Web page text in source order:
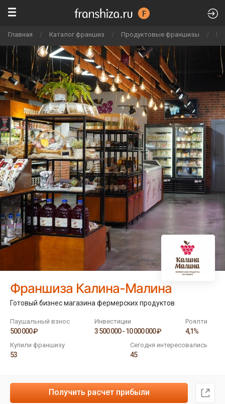
Главная / Каталог франшиз / Продуктовые франшизы /
Франшиза Калина-Малина
Готовый бизнес магазина фермерских продуктов
Паушальный взнос
500 000 ₽
Инвестиции
3 500 000 - 10 000 000 ₽
Роялти
4,1%
Купили франшизу
53
Сегодня интересовались
45
Получить расчет прибыли